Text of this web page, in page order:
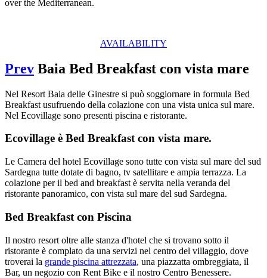
over the Mediterranean.
AVAILABILITY
Prev Baia Bed Breakfast con vista mare
Nel Resort Baia delle Ginestre si può soggiornare in formula Bed
Breakfast usufruendo della colazione con una vista unica sul mare.
Nel Ecovillage sono presenti piscina e ristorante.
Ecovillage è Bed Breakfast con vista mare.
Le Camera del hotel Ecovillage sono tutte con vista sul mare del sud
Sardegna tutte dotate di bagno, tv satellitare e ampia terrazza. La
colazione per il bed and breakfast è servita nella veranda del
ristorante panoramico, con vista sul mare del sud Sardegna.
Bed Breakfast con Piscina
Il nostro resort oltre alle stanza d'hotel che si trovano sotto il
ristorante è complato da una servizi nel centro del villaggio, dove
troverai la grande piscina attrezzata, una piazzatta ombreggiata, il
Bar, un negozio con Rent Bike e il nostro Centro Benessere.